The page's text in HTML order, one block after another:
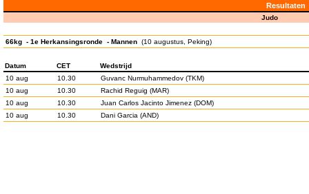
Resultaten
Judo
66kg - 1e Herkansingsronde - Mannen (10 augustus, Peking)
Datum CET
Wedstrijd
10 aug
10.30
Guvanc Nurmuhammedov (TKM)
10 aug
10.30
Rachid Reguig (MAR)
10 aug
10.30
Juan Carlos Jacinto Jimenez (DOM)
10 aug
10.30 Dani Garcia (AND)